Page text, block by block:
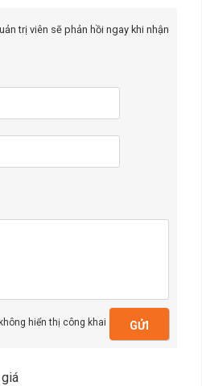
trị viên sẽ phản hồi ngay khi nhận
hiển thị công khai GỬI